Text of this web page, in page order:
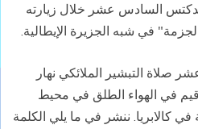
بندكتس السادس عشر خلال زيارته
في شبه الجزيرة الإيطالية.
التبشير الملائكي نهار
في الهواء الطلق في محيط
في كالابريا. ننشر في ما يلي الكلمة